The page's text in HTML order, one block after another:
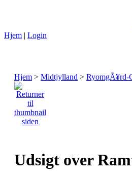
Hjem | Login
Hjem > Midtjylland > RyomgÃ¥rd-
Udsigt over